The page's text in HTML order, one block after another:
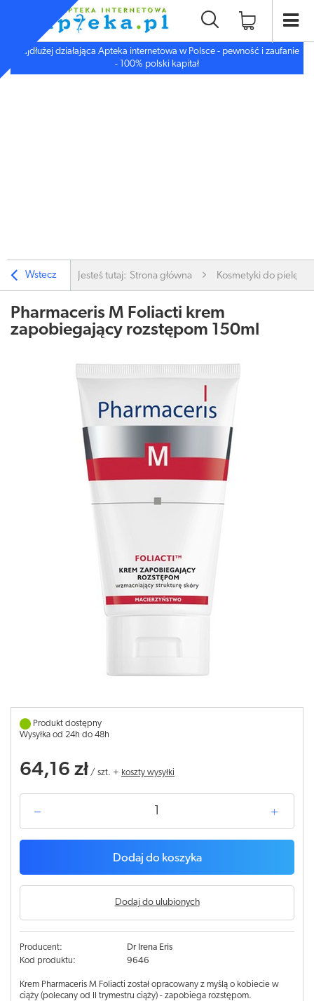
Najdłużej działająca Apteka internetowa w Polsce - pewność i zaufanie
- 100% polski kapitał
Wstecz Jesteś tutaj: Strona główna Kosmetyki do
Pharmaceris M Foliacti krem
zapobiegający rozstępom 150ml
Produkt dostępny
Wysyłka od 24h do 48h
64,16 zł / szt. + koszty wysyłki
Dodaj do koszyka
Dodaj do ulubionych
Producent:
Dr Irena Eris
Kod produktu:
9646
Krem Pharmaceris M Foliacti został opracowany z myślą o kobiecie w
ciąży (polecany od II trymestru ciąży) - zapobiega rozstępom.